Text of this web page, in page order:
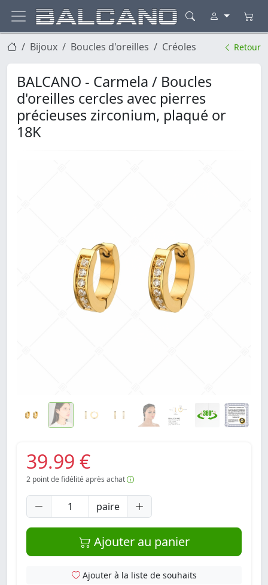
Bijoux Boucles d'oreilles Créoles Retour
BALCANO - Carmela / Boucles
d'oreilles cercles avec pierres
précieuses zirconium, plaqué or
18K
39.99 €
2 point de fidélité après achat
paire
Ajouter au panier
Ajouter à la liste de souhaits